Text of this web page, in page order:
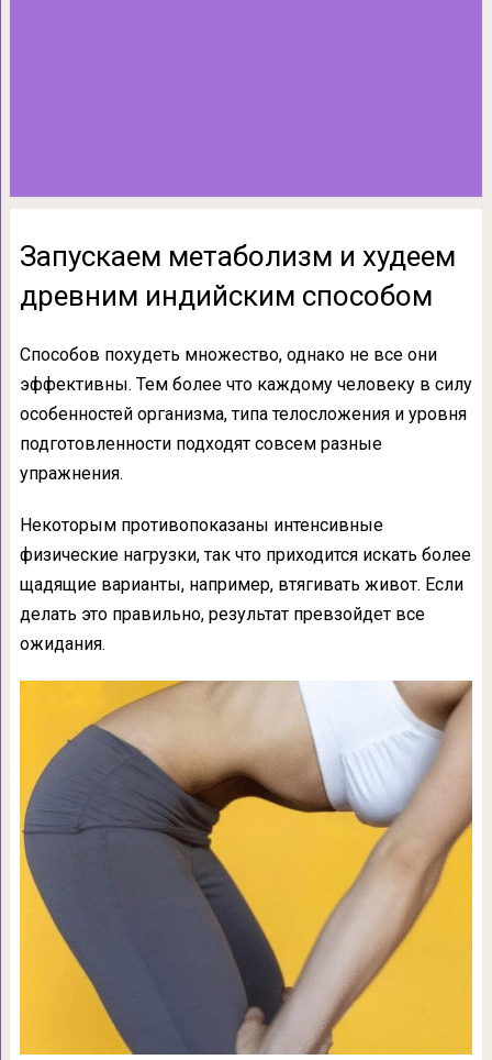
Запускаем метаболизм и худеем
древним индийским способом
Способов похудеть множество, однако не все они
эффективны. Тем более что каждому человеку в силу
особенностей организма, типа телосложения и уровня
подготовленности подходят совсем разные
упражнения.
Некоторым противопоказаны интенсивные
физические нагрузки, так что приходится искать более
щадящие варианты, например, втягивать живот. Если
делать это правильно, результат превзойдет все
ожидания.